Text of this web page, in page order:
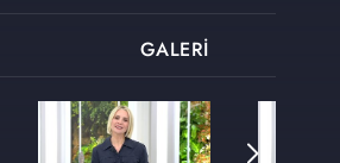
GALERİ